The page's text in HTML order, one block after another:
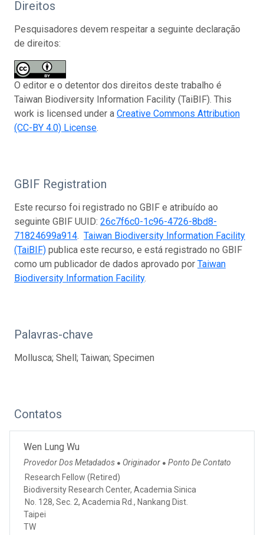
Direitos
Pesquisadores devem respeitar a seguinte declaração
de direitos:
O editor e o detentor dos direitos deste trabalho é
Taiwan Biodiversity Information Facility (TaiBIF). This
work is licensed under a Creative Commons Attribution
(CC-BY 4.0) License.
GBIF Registration
Este recurso foi registrado no GBIF e atribuído ao
seguinte GBIF UUID: 26c7f6c0-1c96-4726-8bd8-
71824699a914. Taiwan Biodiversity Information Facility
(TaiBIF) publica este recurso, e está registrado no GBIF
como um publicador de dados aprovado por Taiwan
Biodiversity Information Facility.
Palavras-chave
Mollusca; Shell; Taiwan; Specimen
Contatos
Wen Lung Wu
Provedor Dos Metadados ● Originador ● Ponto De Contato
Research Fellow (Retired)
Biodiversity Research Center, Academia Sinica
No. 128, Sec. 2, Academia Rd., Nankang Dist.
Taipei
TW